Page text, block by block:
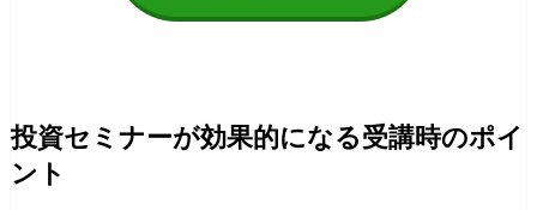
投資セミナーが効果的になる受講時のポイ
ント